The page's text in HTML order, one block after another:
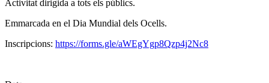
Activitat dirigida a tots els públics.
Emmarcada en el Dia Mundial dels Ocells.
Inscripcions: https://forms.gle/aWEgYgp8Qzp4j2Nc8